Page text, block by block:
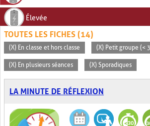
Élevée
TOUTES LES FICHES (14)
(X) En classe et hors classe (X) Petit groupe (<
(X) En plusieurs séances (X) Sporadiques
LA MINUTE DE RÉFLEXION